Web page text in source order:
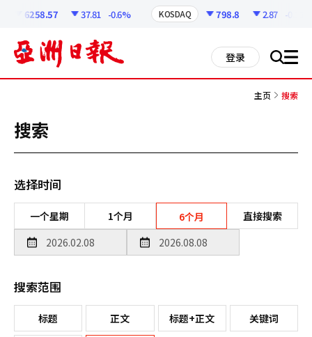
6258.57 37.81 -0.6% KOSDAQ 798.8 2.87 -0.36%
登录 搜 all
主页 搜索
搜索
选择时间
一个星期 1个月 6个月 直接搜索
搜索范围
标题 正文 标题+正文 关键词